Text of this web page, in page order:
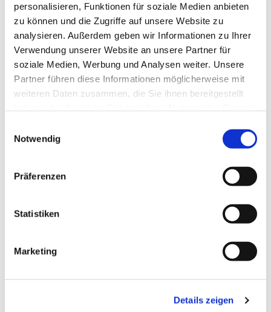
personalisieren, Funktionen für soziale Medien anbieten
zu können und die Zugriffe auf unsere Website zu
analysieren. Außerdem geben wir Informationen zu Ihrer
Verwendung unserer Website an unsere Partner für
soziale Medien, Werbung und Analysen weiter. Unsere
Partner führen diese Informationen möglicherweise mit
weiteren Daten zusammen, die Sie ihnen bereitgestellt
Notwendig
Präferenzen
Statistiken
Marketing
Details zeigen